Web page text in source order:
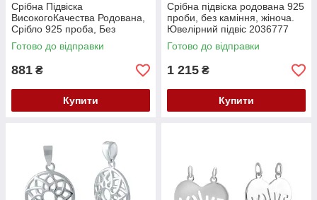
Срібна Підвіска
ВисокогоКачества Родована,
Срібло 925 проба, Без
Каменів
Готово до відправки
881 ₴
Купити
Срібна підвіска родована 925
проби, без каміння, жіноча.
Ювелірний підвіс 2036777
Готово до відправки
1 215 ₴
Купити